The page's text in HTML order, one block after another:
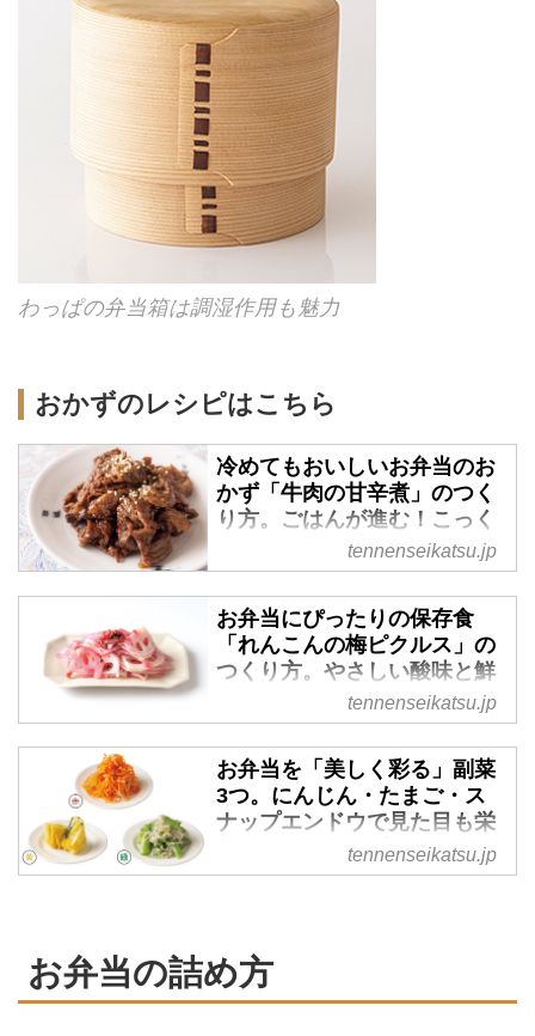
わっぱの弁当箱は調湿作用も魅力
おかずのレシピはこちら
冷めてもおいしいお弁当のお
かず「牛肉の甘辛煮」のつく
り方。ごはんが進む！こっく
り甘辛味の定番おかず／ワタ
ナベマキさん - 天然生活web
料理家のワタナベマキさんに、献
立づくりがらくになるお弁当の定
番おかずを教わりました。週3日
は定番のおかず、と決めておけ
ば、それだけで献立づくりがぐっ
と楽になります。肉の種類や味つ
けをアレンジしても。今回は「牛
肉の甘辛煮」のつくり方です。
（『天然生活』2025年4月号掲
tennenseikatsu.jp
お弁当にぴったりの保存食
「れんこんの梅ピクルス」の
つくり方。やさしい酸味と鮮
やかなピンク色が美しい副菜
／ワタナベマキさん - 天然生
活web
料理家のワタナベマキさんに、お
弁当に役立つ保存食を教えていた
だきました。お弁当の困りごとと
いえば、献立を考えること。ふだ
間短縮にも。今回は彩りもきれい
な「れんこんの梅ピクルス」のつ
くり方を紹介します。 （『天然
tennenseikatsu.jp
お弁当を「美しく彩る」副菜
3つ。にんじん・たまご・ス
ナップエンドウで見た目も栄
養もレベルアップ／ワタナベ
マキさん - 天然生活web
も美しく、おいしそうなお弁当
に。料理家のワタナベマキさん
tennenseikatsu.jp
お弁当の詰め方